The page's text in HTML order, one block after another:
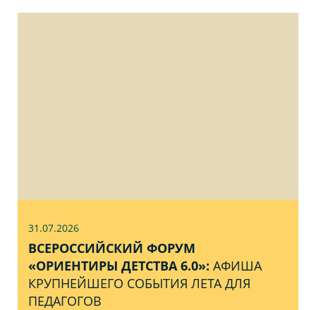
31.07.2026
ВСЕРОССИЙСКИЙ ФОРУМ
«ОРИЕНТИРЫ ДЕТСТВА 6.0»: АФИША
КРУПНЕЙШЕГО СОБЫТИЯ ЛЕТА ДЛЯ
ПЕДАГОГОВ